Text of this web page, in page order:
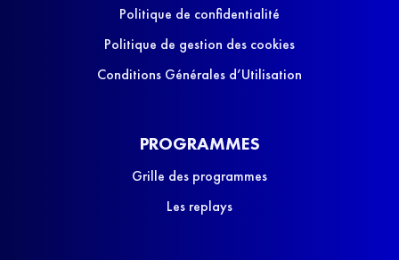
Politique de confidentialité
Politique de gestion des cookies
Conditions Générales d’Utilisation
PROGRAMMES
Grille des programmes
Les replays